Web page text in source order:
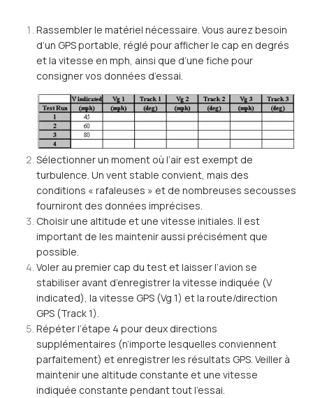
Rassembler le matériel nécessaire. Vous aurez besoin
d’un GPS portable, réglé pour afficher le cap en degrés
et la vitesse en mph, ainsi que d’une fiche pour
consigner vos données d’essai.
Sélectionner un moment où l’air est exempt de
turbulence. Un vent stable convient, mais des
conditions « rafaleuses » et de nombreuses secousses
fourniront des données imprécises.
Choisir une altitude et une vitesse initiales. Il est
important de les maintenir aussi précisément que
possible.
Voler au premier cap du test et laisser l’avion se
stabiliser avant d’enregistrer la vitesse indiquée (V
indicated), la vitesse GPS (Vg 1) et la route/direction
GPS (Track 1).
Répéter l’étape 4 pour deux directions
supplémentaires (n’importe lesquelles conviennent
parfaitement) et enregistrer les résultats GPS. Veiller à
maintenir une altitude constante et une vitesse
indiquée constante pendant tout l’essai.